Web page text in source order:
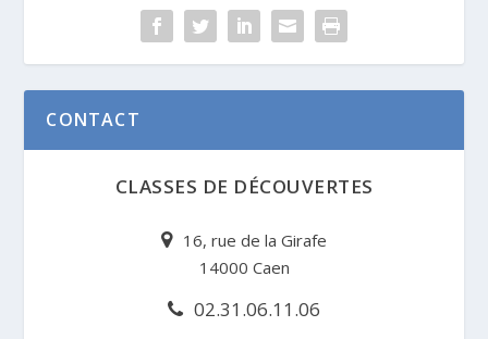
CONTACT
CLASSES DE DÉCOUVERTES
16, rue de la Girafe
14000 Caen
02.31.06.11.06